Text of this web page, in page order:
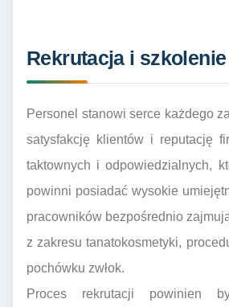
Rekrutacja i
Personel stanowi serce każdego
satysfakcję klientów i reputację
taktownych i odpowiedzialnych,
powinni posiadać wysokie
pracowników bezpośrednio
z zakresu tanatokosmetyki,
pochówku zwłok.
Proces rekrutacji powinien